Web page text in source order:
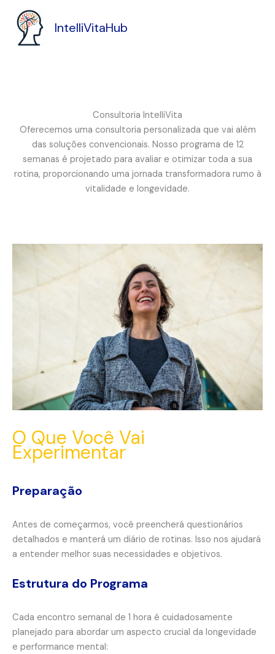
para
IntelliVitaHub
Consultoria IntelliVita
Oferecemos uma consultoria personalizada que vai além
das soluções convencionais. Nosso programa de 12
semanas é projetado para avaliar e otimizar toda a sua
rotina, proporcionando uma jornada transformadora rumo à
vitalidade e longevidade.
O Que Você Vai
Experimentar
Preparação
Antes de começarmos, você preencherá questionários
detalhados e manterá um diário de rotinas. Isso nos ajudará
a entender melhor suas necessidades e objetivos.
Estrutura do Programa
Cada encontro semanal de 1 hora é cuidadosamente
planejado para abordar um aspecto crucial da longevidade
e performance mental: